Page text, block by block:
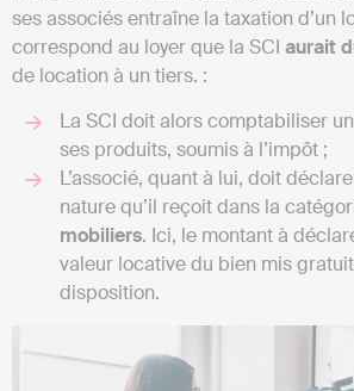
ses associés entraîne la taxation d’un
correspond au loyer que la SCI aurait
de location à un tiers. :
La SCI doit alors comptabiliser un
ses produits, soumis à l’impôt ;
L’associé, quant à lui, doit
nature qu’il reçoit dans la
mobiliers. Ici, le montant à
valeur locative du bien mis
disposition.